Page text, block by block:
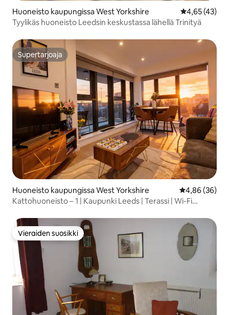
Huoneisto kaupungissa West Yorkshire
4,65 (43)
Tyylikäs huoneisto Leedsin keskustassa lähellä Trinityä
Supertarjoaja
Supertarjoaja
Huoneisto kaupungissa West Yorkshire
4,86 (36)
Kattohuoneisto – 1 | Kaupunki Leeds | Terassi | Wi-Fi
Vieraiden suosikki
Vieraiden suosikki